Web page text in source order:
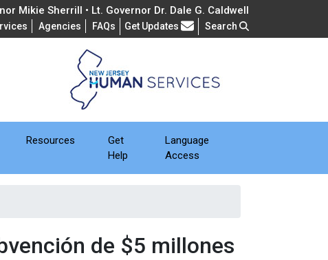
Mikie Sherrill • Lt. Governor Dr. Dale G. Caldwell
Agencies FAQs Frequently Asked Questions
Get Updates Search
Resources
Get
Help
Language
Access
de $5 millones